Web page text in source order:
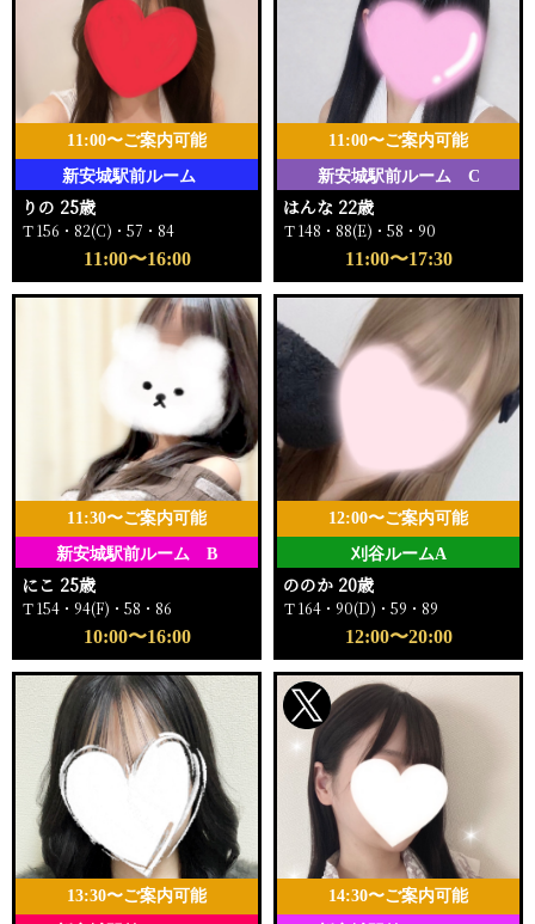
新安城駅前ルーム
11:00〜ご案内可能
りの 25歳
Ｔ156・82(C)・57・84
11:00〜16:00
新安城駅前ルーム C
11:00〜ご案内可能
はんな 22歳
Ｔ148・88(E)・58・90
11:00〜17:30
新安城駅前ルーム B
11:30〜ご案内可能
にこ 25歳
Ｔ154・94(F)・58・86
10:00〜16:00
刈谷ルームA
12:00〜ご案内可能
ののか 20歳
Ｔ164・90(D)・59・89
12:00〜20:00
13:30〜ご案内可能
14:30〜ご案内可能